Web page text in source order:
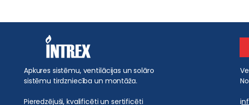
Apkures sistēmu, ventilācijas un solāro
sistēmu tirdzniecība un montāža.
Pieredzējuši, kvalificēti un sertificēti i